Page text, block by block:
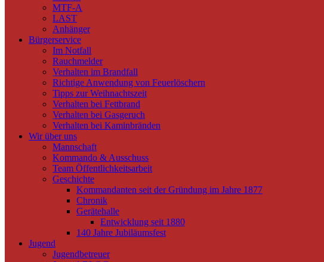
MTF-A
LAST
Anhänger
Bürgerservice
Im Notfall
Rauchmelder
Verhalten im Brandfall
Richtige Anwendung von Feuerlöschern
Tipps zur Weihnachtszeit
Verhalten bei Fettbrand
Verhalten bei Gasgeruch
Verhalten bei Kaminbränden
Wir über uns
Mannschaft
Kommando & Ausschuss
Team Öffentlichkeitsarbeit
Geschichte
Kommandanten seit der Gründung im Jahre 1877
Chronik
Gerätehalle
Entwicklung seit 1880
140 Jahre Jubiläumsfest
Jugend
Jugendbetreuer